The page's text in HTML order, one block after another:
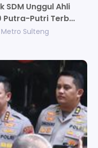
SDM Unggul Ahli
Putra-Putri Terb...
Sulteng